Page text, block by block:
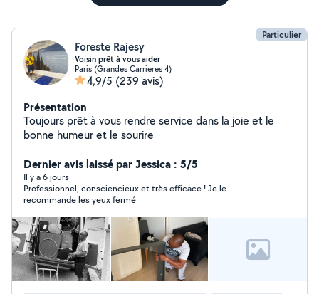
Particulier
Foreste Rajesy
Voisin prêt à vous aider
Paris (Grandes Carrieres 4)
4,9/5 (239 avis)
Présentation
Toujours prêt à vous rendre service dans la joie et le
bonne humeur et le sourire
Dernier avis laissé par Jessica : 5/5
Il y a 6 jours
Professionnel, consciencieux et très efficace ! Je le
recommande les yeux fermé